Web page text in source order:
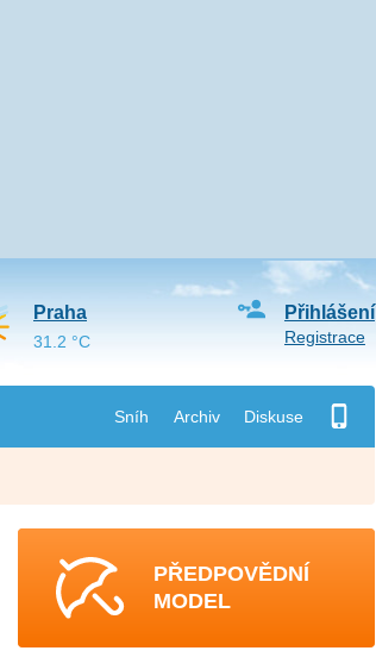
Sníh Archiv Diskuse
Přihlášení
Registrace
Praha
31.2 °C
PŘEDPOVĚDNÍ
MODEL